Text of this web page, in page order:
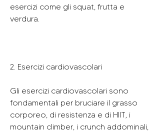
esercizi come gli squat, frutta e
verdura.
2. Esercizi cardiovascolari
Gli esercizi cardiovascolari sono
fondamentali per bruciare il grasso
corporeo, di resistenza e di HIIT, i
mountain climber, i crunch addominali,